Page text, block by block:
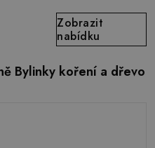
Zobrazit
nabídku
Bylinky koření a dřevo